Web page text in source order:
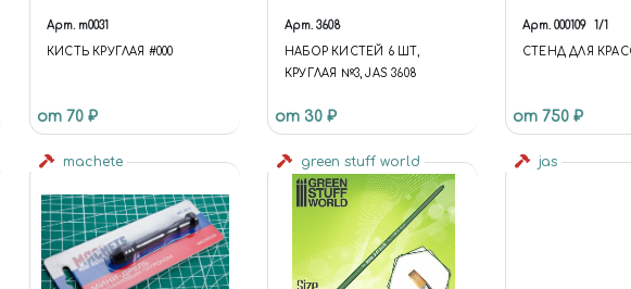
Арт. m0031
КИСТЬ КРУГЛАЯ #000
от 70 ₽
Арт. 3608
НАБОР КИСТЕЙ 6 ШТ,
КРУГЛАЯ №3, JAS 3608
от 30 ₽
Арт. 000109 1/1
СТЕНД ДЛЯ
от 750 ₽
machete green stuff world jas